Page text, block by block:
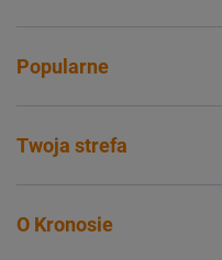
Popularne
Twoja strefa
O Kronosie